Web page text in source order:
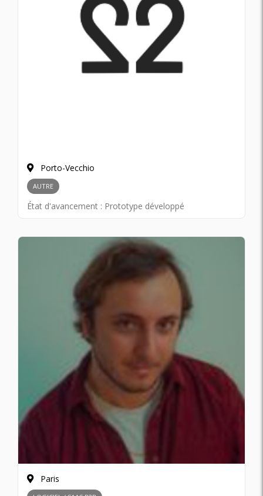
Porto-Vecchio
AUTRE
État d'avancement : Prototype développé
Paris